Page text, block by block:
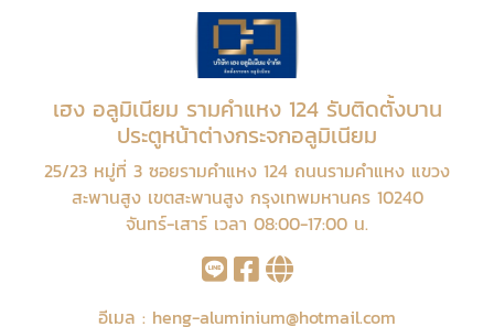
เฮง อลูมิเนียม รามคำแหง 124 รับติดตั้งบาน
ประตูหน้าต่างกระจกอลูมิเนียม
25/23 หมู่ที่ 3 ซอยรามคำแหง 124 ถนนรามคำแหง แขวง
สะพานสูง เขตสะพานสูง กรุงเทพมหานคร 10240
จันทร์-เสาร์ เวลา 08:00-17:00 น.
อีเมล : heng-aluminium@hotmail.com